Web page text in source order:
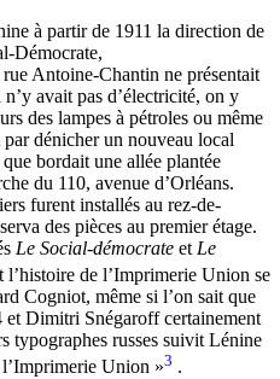
à partir de 1911 la direction de
Démocrate,
Antoine-Chantin ne présentait
avait pas d’électricité, on y
des lampes à pétroles ou même
dénicher un nouveau local
bordait une allée plantée
du 110, avenue d’Orléans.
furent installés au rez-de-
des pièces au premier étage.
Le Social-démocrate et Le
l’histoire de l’Imprimerie Union se
Cogniot, même si l’on sait que
Dimitri Snégaroff certainement
typographes russes suivit Lénine
Union »3 .